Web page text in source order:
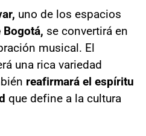
uno de los espacios
Bogotá, se convertirá en
musical. El
una rica variedad
reafirmará el espíritu
que define a la cultura